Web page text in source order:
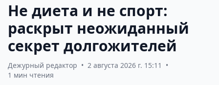
Не диета и не спорт:
раскрыт неожиданный
секрет долгожителей
Дежурный редактор • 2 августа 2026 г. 15:11
•
1 мин чтения